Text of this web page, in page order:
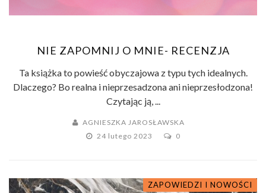
NIE ZAPOMNIJ O MNIE- RECENZJA
Ta książka to powieść obyczajowa z typu tych idealnych.
Dlaczego? Bo realna i nieprzesadzona ani nieprzesłodzona!
Czytając ją, ...
AGNIESZKA JAROSŁAWSKA
24 lutego 2023
0
ZAPOWIEDZI I NOWOŚCI